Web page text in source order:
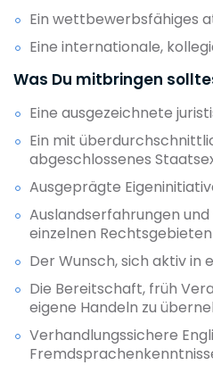
Ein wettbewerbsfähiges
Eine internationale,
Was Du mitbringen
Eine ausgezeichnete
Ein mit
abgeschlossenes
Ausgeprägte
Auslandserfahrungen
einzelnen
Der Wunsch, sich aktiv in
Die Bereitschaft, früh
eigene Handeln zu
Verhandlungssichere